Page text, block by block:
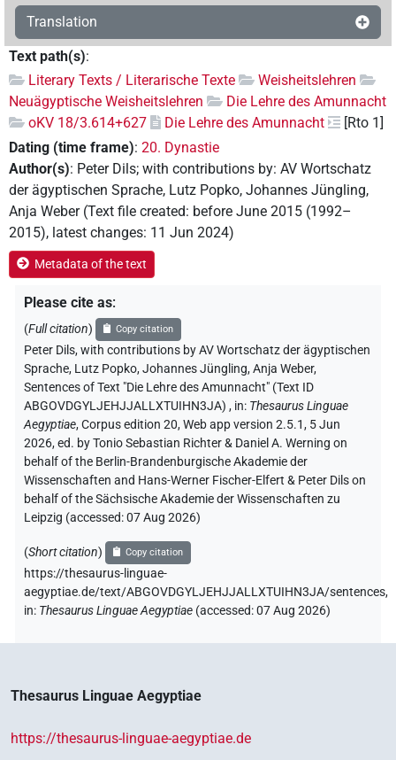
Translation
Text path(s):
Literary Texts / Literarische Texte
Weisheitslehren
Neuägyptische Weisheitslehren
Die Lehre des Amunnacht
oKV 18/3.614+627
Die Lehre des Amunnacht
[Rto 1]
Dating (time frame): 20. Dynastie
Author(s): Peter Dils; with contributions by: AV Wortschatz
der ägyptischen Sprache, Lutz Popko, Johannes Jüngling,
Anja Weber (Text file created: before June 2015 (1992–
2015), latest changes: 11 Jun 2024)
Metadata of the text
Please cite as:
(Full citation) Copy citation
Peter Dils,with contributions byAV Wortschatz der ägyptischen
Sprache, Lutz Popko, Johannes Jüngling, Anja Weber,
Sentences of Text "Die Lehre des Amunnacht" (Text ID
ABGOVDGYLJEHJJALLXTUIHN3JA) , in: Thesaurus Linguae
Aegyptiae,Corpus edition 20, Web app version 2.5.1, 5 Jun
2026, ed. by Tonio Sebastian Richter & Daniel A. Werning on
behalf of the Berlin-Brandenburgische Akademie der
Wissenschaften and Hans-Werner Fischer-Elfert & Peter Dils on
behalf of the Sächsische Akademie der Wissenschaften zu
Leipzig (accessed:07 Aug 2026)
(Short citation) Copy citation
https://thesaurus-linguae-
aegyptiae.de/text/ABGOVDGYLJEHJJALLXTUIHN3JA/sentences,
in: Thesaurus Linguae Aegyptiae (accessed:07 Aug 2026)
Thesaurus Linguae Aegyptiae
https://thesaurus-linguae-aegyptiae.de